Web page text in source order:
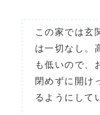
この家では玄
は一切なし。
も低いので、
閉めずに開け
るようにして